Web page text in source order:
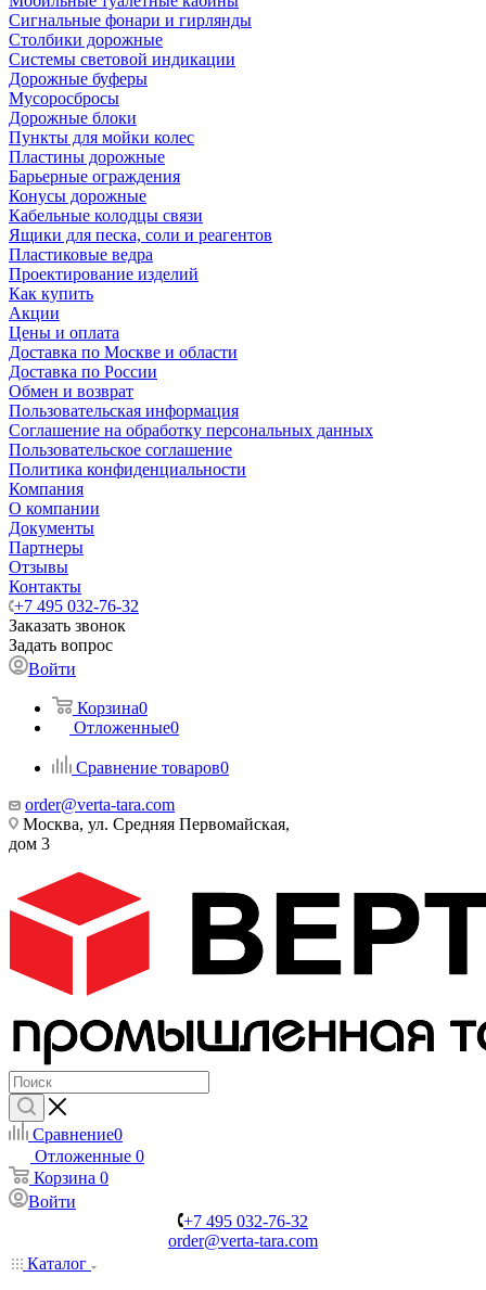
Сигнальные фонари и гирлянды
Столбики дорожные
Системы световой индикации
Дорожные буферы
Мусоросбросы
Дорожные блоки
Пункты для мойки колес
Пластины дорожные
Барьерные ограждения
Конусы дорожные
Кабельные колодцы связи
Ящики для песка, соли и реагентов
Пластиковые ведра
Проектирование изделий
Как купить
Акции
Цены и оплата
Доставка по Москве и области
Доставка по России
Обмен и возврат
Пользовательская информация
Соглашение на обработку персональных данных
Пользовательское соглашение
Политика конфиденциальности
Компания
О компании
Документы
Партнеры
Отзывы
Контакты
+7 495 032-76-32
Заказать звонок
Задать вопрос
Войти
Корзина0
Отложенные0
Сравнение товаров0
order@verta-tara.com
Москва, ул. Средняя Первомайская,
дом 3
Сравнение0
Отложенные 0
Корзина 0
Войти
+7 495 032-76-32
order@verta-tara.com
Каталог